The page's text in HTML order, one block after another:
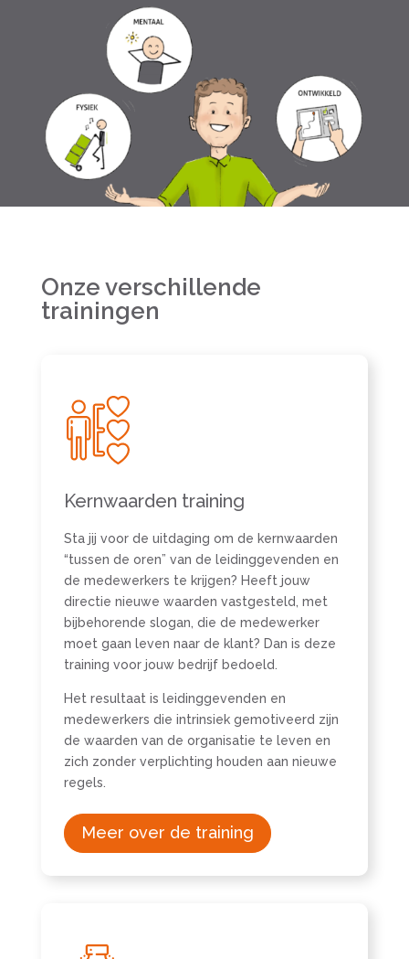
Onze verschillende
trainingen
Kernwaarden training
Sta jij voor de uitdaging om de kernwaarden
“tussen de oren” van de leidinggevenden en
de medewerkers te krijgen? Heeft jouw
directie nieuwe waarden vastgesteld, met
bijbehorende slogan, die de medewerker
moet gaan leven naar de klant? Dan is deze
training voor jouw bedrijf bedoeld.
Het resultaat is leidinggevenden en
medewerkers die intrinsiek gemotiveerd zijn
de waarden van de organisatie te leven en
zich zonder verplichting houden aan nieuwe
regels.
Meer over de training